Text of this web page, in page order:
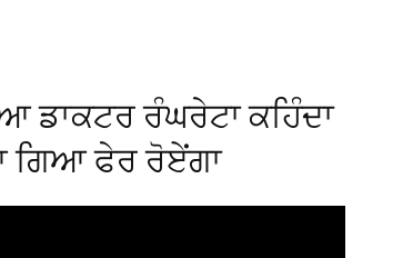
ਡਾਕਟਰ ਰੰਘਰੇਟਾ ਕਹਿੰਦਾ
ਗਿਆ ਫੇਰ ਰੋਏਂਗਾ